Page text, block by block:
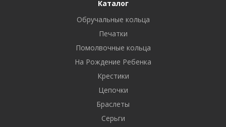
Каталог
Обручальные кольца
Печатки
Помолвочные кольца
На Рождение Ребенка
Крестики
Цепочки
Браслеты
Серьги